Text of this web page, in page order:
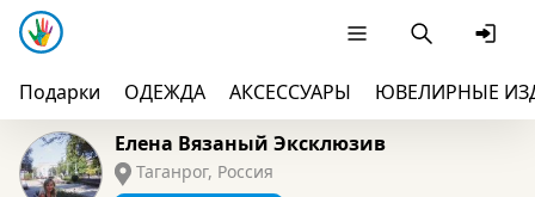
Подарки ОДЕЖДА АКСЕССУАРЫ
ЮВЕЛИРНЫЕ
Елена Вязаный Эксклюзив
Таганрог, Россия